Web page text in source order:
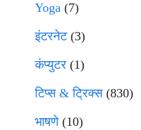
Yoga (7)
इंटरनेट(3)
कंप्युटर (1)
टिप्स & ट्रिक्स(830)
भाषणे(10)